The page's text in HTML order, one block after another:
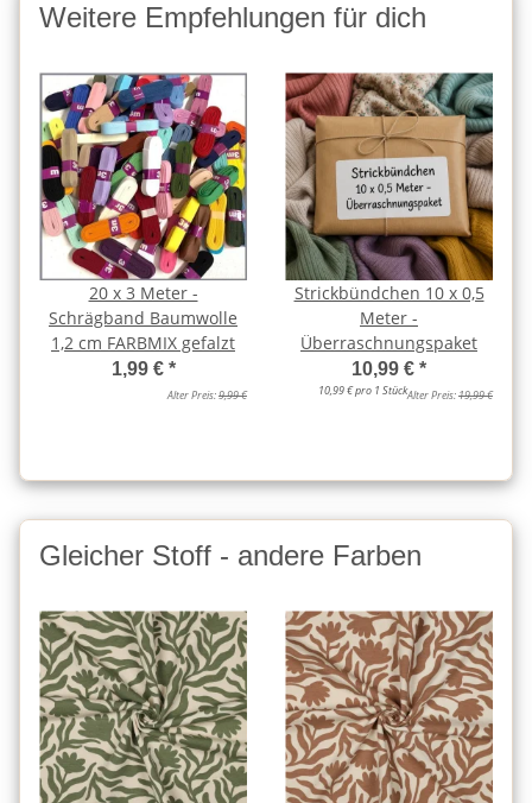
Weitere Empfehlungen für dich
20 x 3 Meter -
Schrägband Baumwolle
1,2 cm FARBMIX gefalzt
1,99 € *
Alter Preis:9,99 €
Strickbündchen 10 x 0,5
Meter -
Überraschnungspaket
10,99 € *
10,99 € pro 1 StückAlter Preis:19,99 €
Gleicher Stoff - andere Farben